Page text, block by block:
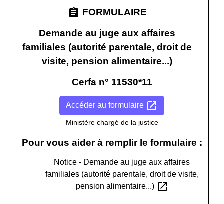
assignment FORMULAIRE
Demande au juge aux affaires
familiales (autorité parentale, droit de
visite, pension alimentaire...)
Cerfa n° 11530*11
Accéder au formulaire open_in_new
Ministère chargé de la justice
Pour vous aider à remplir le formulaire :
Notice - Demande au juge aux affaires
familiales (autorité parentale, droit de visite,
pension alimentaire...) open_in_new